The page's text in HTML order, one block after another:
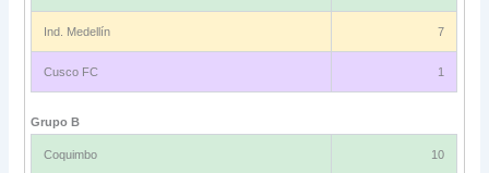
Ind. Medellín 7
Cusco FC 1
Grupo B
Coquimbo 10